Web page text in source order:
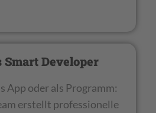
Smart Developer
App oder als Programm:
erstellt professionelle